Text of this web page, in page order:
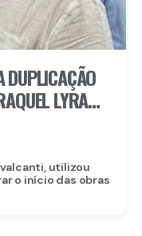
DUPLICAÇÃO
LYRA
INTERIOR
utilizou
o início das obras